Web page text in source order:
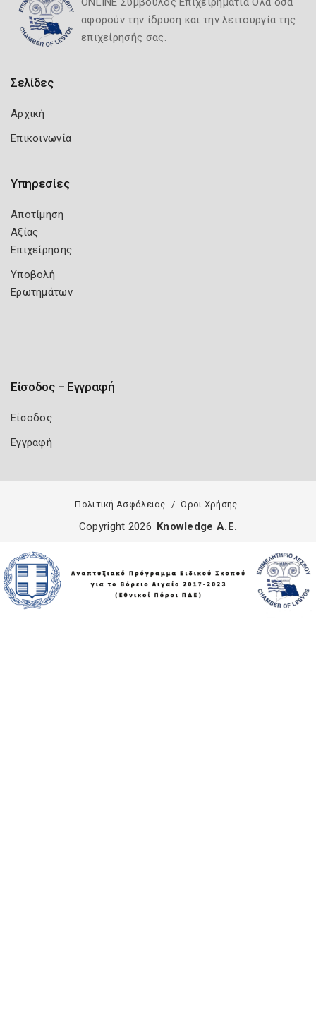
αφορούν την ίδρυση και την λειτουργία της
επιχείρησής σας.
Σελίδες
Αρχική
Επικοινωνία
Υπηρεσίες
Αποτίμηση
Αξίας
Επιχείρησης
Υποβολή
Ερωτημάτων
Είσοδος – Εγγραφή
Είσοδος
Εγγραφή
Πολιτική Ασφάλειας Όροι Χρήσης
Copyright 2026 Knowledge A.E.